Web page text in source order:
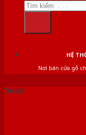
HỆ
Nơi bán cửa gỗ
Tin tức